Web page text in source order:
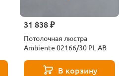
31 838 ₽
Потолочная люстра
Ambiente 02166/30 PL AB
В корзину